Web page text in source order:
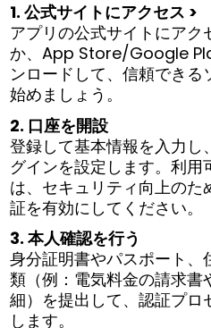
1. 公式サイトにアクセス >
アプリの公式サイトにアク
か、App Store/Google
ンロードして、信頼できる
始めましょう。
2. 口座を開設
登録して基本情報を入力し
グインを設定します。利用
は、セキュリティ向上のた
証を有効にしてください。
3. 本人確認を行う
身分証明書やパスポート、
類（例：電気料金の請求書
細）を提出して、認証プロ
します。